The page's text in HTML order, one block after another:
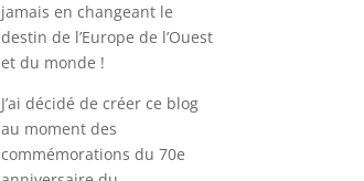
jamais en changeant le
destin de l’Europe de l’Ouest
et du monde !
J’ai décidé de créer ce blog
au moment des
commémorations du 70e